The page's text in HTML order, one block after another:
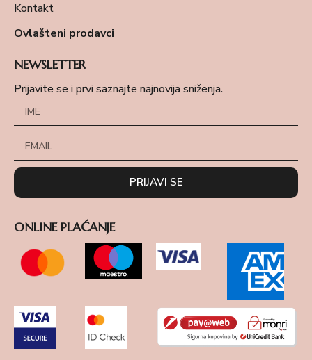
Kontakt
Ovlašteni prodavci
NEWSLETTER
Prijavite se i prvi saznajte najnovija sniženja.
PRIJAVI SE
ONLINE PLAĆANJE